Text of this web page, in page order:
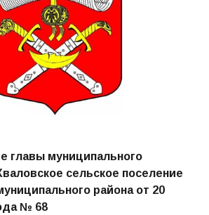
главы муниципального
сельское поселение
района от 20
№ 68